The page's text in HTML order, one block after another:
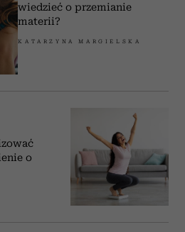
wiedzieć o przemianie
materii?
KATARZYNA MARGIELSKA
o